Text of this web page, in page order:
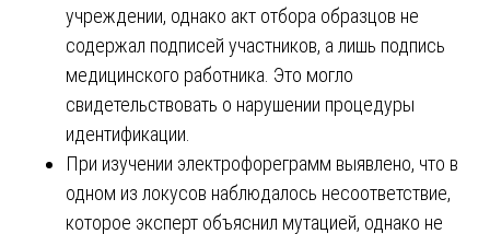
учреждении, однако акт отбора образцов не
содержал подписей участников, а лишь подпись
медицинского работника. Это могло
свидетельствовать о нарушении процедуры
идентификации.
При изучении электрофореграмм выявлено, что в
одном из локусов наблюдалось несоответствие,
которое эксперт объяснил мутацией, однако не